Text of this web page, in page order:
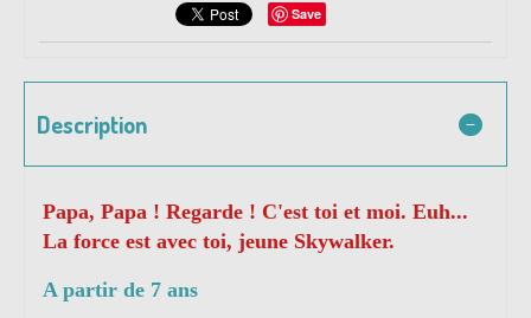
Save
Description
Papa, Papa ! Regarde ! C'est toi et moi. Euh...
La force est avec toi, jeune Skywalker.
A partir de 7 ans